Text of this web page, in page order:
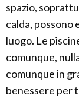
spazio,
calda, possono
luogo. Le
comunque,
comunque in
benessere per